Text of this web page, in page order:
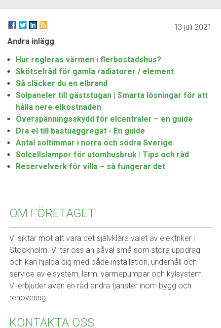
13 juli 2021
Andra inlägg
Hur regleras värmen i flerbostadshus?
Skötselråd för gamla radiatorer / element
Så släcker du en elbrand
Solpaneler till gäststugan | Smarta lösningar för att
hålla nere elkostnaden
Överspänningsskydd för elcentraler – en guide
Dra el till bastuaggregat - En guide
Antal soltimmar i norra och södra Sverige
Solcellslampor för utomhusbruk | Tips och råd
Reservelverk för villa – så fungerar det
OM FÖRETAGET
Vi siktar mot att vara det självklara valet av elektriker i
Stockholm. Vi tar oss an såväl små som stora uppdrag
och kan hjälpa dig med både installation, underhåll och
service av elsystem, larm, värmepumpar och kylsystem.
Vi erbjuder även en rad andra tjänster inom bygg och
renovering.
KONTAKTA OSS